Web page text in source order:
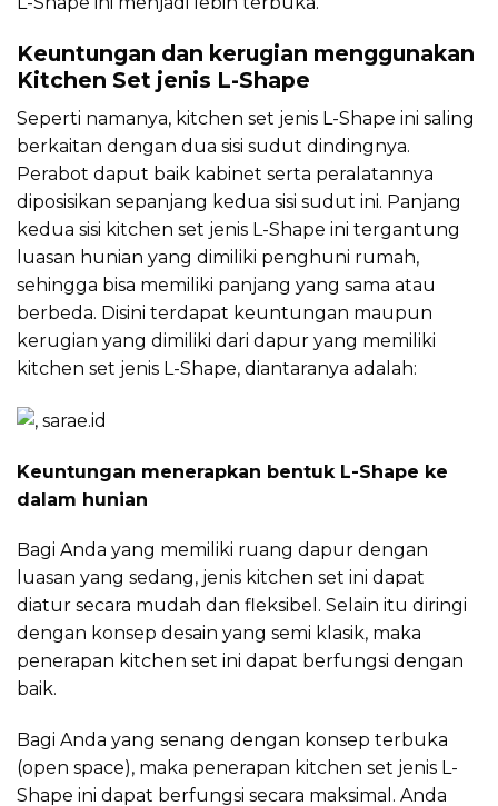
Keuntungan dan kerugian menggunakan
Kitchen Set jenis L-Shape
Seperti namanya, kitchen set jenis L-Shape ini saling
berkaitan dengan dua sisi sudut dindingnya.
Perabot daput baik kabinet serta peralatannya
diposisikan sepanjang kedua sisi sudut ini. Panjang
kedua sisi kitchen set jenis L-Shape ini tergantung
luasan hunian yang dimiliki penghuni rumah,
sehingga bisa memiliki panjang yang sama atau
berbeda. Disini terdapat keuntungan maupun
kerugian yang dimiliki dari dapur yang memiliki
kitchen set jenis L-Shape, diantaranya adalah:
Keuntungan menerapkan bentuk L-Shape ke
dalam hunian
Bagi Anda yang memiliki ruang dapur dengan
luasan yang sedang, jenis kitchen set ini dapat
diatur secara mudah dan fleksibel. Selain itu diringi
dengan konsep desain yang semi klasik, maka
penerapan kitchen set ini dapat berfungsi dengan
baik.
Bagi Anda yang senang dengan konsep terbuka
(open space), maka penerapan kitchen set jenis L-
Shape ini dapat berfungsi secara maksimal. Anda